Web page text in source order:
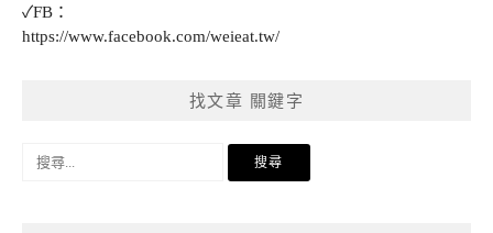
✓FB：
https://www.facebook.com/weieat.tw/
找文章 關鍵字
搜